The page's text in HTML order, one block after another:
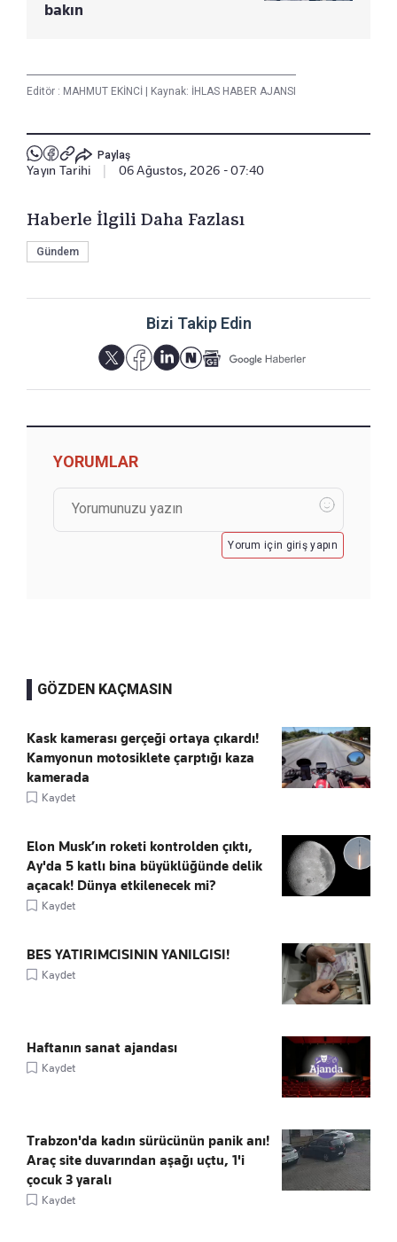
bakın
Editör : MAHMUT EKİNCİ Kaynak: İHLAS HABER AJANSI
Paylaş
Yayın Tarihi 06 Ağustos, 2026 - 07:40
Haberle İlgili Daha Fazlası
Gündem
Bizi Takip Edin
YORUMLAR
Yorum için giriş yapın
GÖZDEN KAÇMASIN
Kask kamerası gerçeği ortaya çıkardı!
Kamyonun motosiklete çarptığı kaza
kamerada
Kaydet
Elon Musk’ın roketi kontrolden çıktı,
Ay'da 5 katlı bina büyüklüğünde delik
açacak! Dünya etkilenecek mi?
Kaydet
BES YATIRIMCISININ YANILGISI!
Kaydet
Haftanın sanat ajandası
Kaydet
Trabzon'da kadın sürücünün panik anı!
Araç site duvarından aşağı uçtu, 1'i
çocuk 3 yaralı
Kaydet